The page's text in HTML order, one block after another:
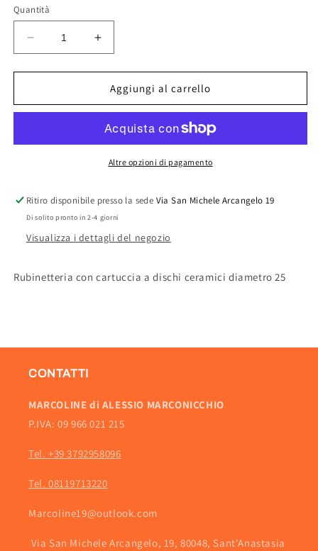
Quantità
Diminuisci
quantità
per
MISCELATORE
MONOCOMANDO
LINEA
Aumenta
quantità
per
MISCELATORE
MONOCOMANDO
ALTO
LINEA
POLAR
Aggiungi al carrello
Altre opzioni di pagamento
Ritiro disponibile presso la sede Via San Michele Arcangelo 19
Di solito pronto in 2-4 giorni
Visualizza i dettagli del negozio
Rubinetteria con cartuccia a dischi ceramici diametro 25
CONTATTI
MARCOLINE di ALESSIO MARCONICCHIO
P.IVA: 09 966 021 215
Tel. +39 3792958096
Tel. 08119713220
Marcoline19@outlook.com
Via San Michele Arcangelo, 19, 80048, Sant'Anastasia